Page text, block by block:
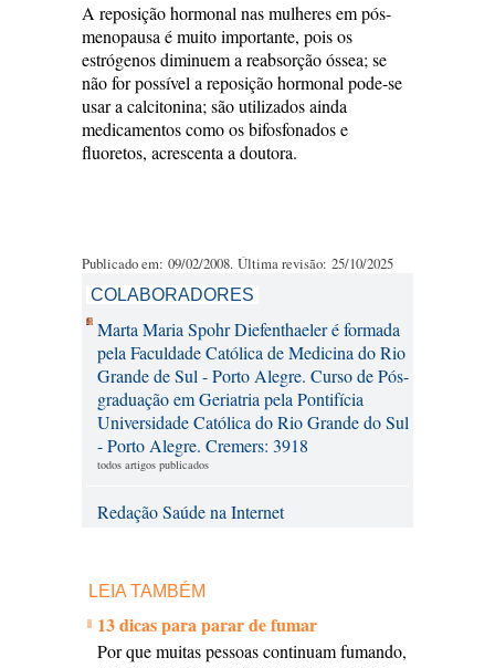
A reposição hormonal nas mulheres em pós-
menopausa é muito importante, pois os
estrógenos diminuem a reabsorção óssea; se
não for possível a reposição hormonal pode-se
usar a calcitonina; são utilizados ainda
medicamentos como os bifosfonados e
fluoretos, acrescenta a doutora.
Publicado em: 09/02/2008. Última revisão: 25/10/2025
COLABORADORES
Marta Maria Spohr Diefenthaeler é formada
pela Faculdade Católica de Medicina do Rio
Grande de Sul - Porto Alegre. Curso de Pós-
graduação em Geriatria pela Pontifícia
Universidade Católica do Rio Grande do Sul
- Porto Alegre. Cremers: 3918
todos artigos publicados
Redação Saúde na Internet
LEIA TAMBÉM
13 dicas para parar de fumar
Por que muitas pessoas continuam fumando,